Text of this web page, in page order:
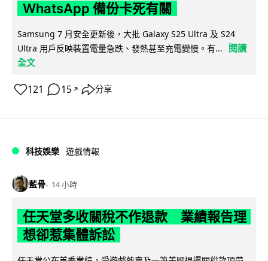
WhatsApp 備份卡死有關
Samsung 7 月安全更新後，大批 Galaxy S25 Ultra 及 S24
Ultra 用戶反映裝置電量急跌、發熱甚至充電變慢。有...
閱讀
全文
121 15 ↗ 分享
科技娛樂 遊戲情報
藍骨 14 小時
任天堂多收關稅不作退款 業績報告理
想卻惹集體訴訟